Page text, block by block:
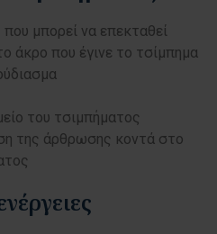
μπορεί να επεκταθεί
άκρο που έγινε το τσίμπημα
του τσιμπήματος
της άρθρωσης κοντά στο